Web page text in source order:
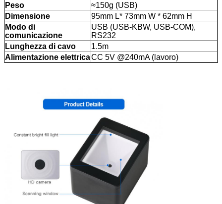
Peso
≈150g (USB)
Dimensione
95mm L* 73mm W * 62mm H
Modo di
comunicazione
USB (USB-KBW, USB-COM),
RS232
Lunghezza di cavo
1.5m
Alimentazione elettricaCC 5V @240mA (lavoro)